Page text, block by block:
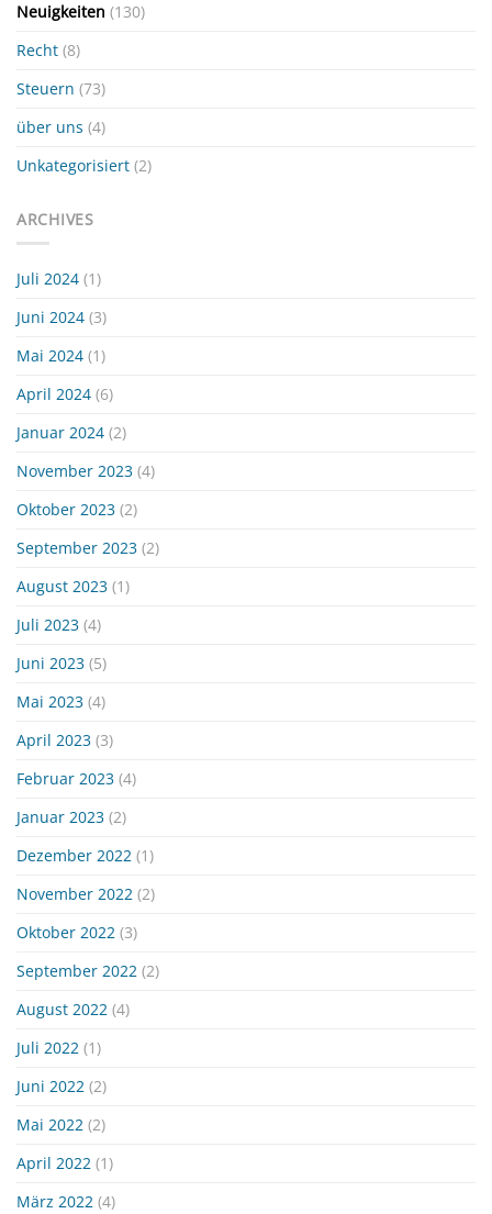
Neuigkeiten (130)
Recht (8)
Steuern (73)
über uns (4)
Unkategorisiert (2)
ARCHIVES
Juli 2024 (1)
Juni 2024 (3)
Mai 2024 (1)
April 2024 (6)
Januar 2024 (2)
November 2023 (4)
Oktober 2023 (2)
September 2023 (2)
August 2023 (1)
Juli 2023 (4)
Juni 2023 (5)
Mai 2023 (4)
April 2023 (3)
Februar 2023 (4)
Januar 2023 (2)
Dezember 2022 (1)
November 2022 (2)
Oktober 2022 (3)
September 2022 (2)
August 2022 (4)
Juli 2022 (1)
Juni 2022 (2)
Mai 2022 (2)
April 2022 (1)
März 2022 (4)